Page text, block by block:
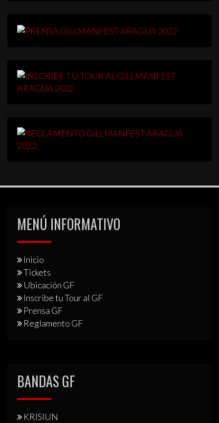
MENÚ INFORMATIVO
Inicio
Tickets
Ubicación GF
Inscribe tu Tour al GF
Prensa GF
Reglamento GF
BANDAS GF
KRISIUN